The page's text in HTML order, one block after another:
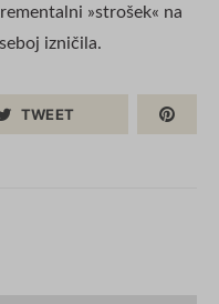
»strošek« na
izničila.
TWEET